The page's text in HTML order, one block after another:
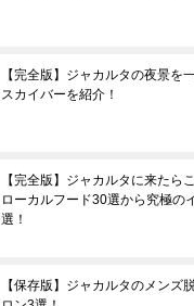
【完全版】ジャカルタの夜景を
スカイバーを紹介！
【完全版】ジャカルタに来たら
ローカルフード30選から究極の
選！
【保存版】ジャカルタのメンズ